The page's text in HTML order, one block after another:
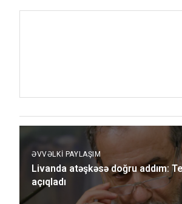
ƏVVƏLKI PAYLAŞIM
Livanda atəşkəsə doğru addım:
açıqladı